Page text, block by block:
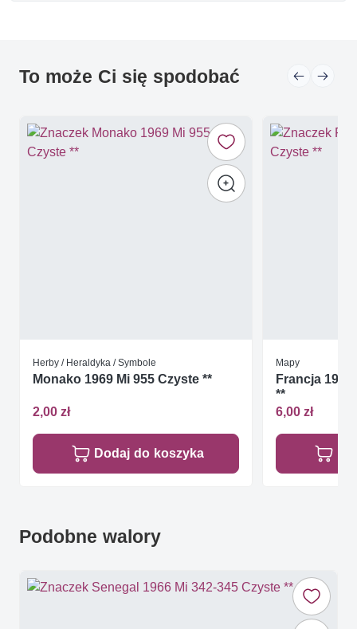
To może Ci się spodobać
Herby / Heraldyka / Symbole
Monako 1969 Mi 955 Czyste **
2,00 zł
Dodaj do koszyka
Mapy
Francja 1991
**
6,00 zł
Podobne walory